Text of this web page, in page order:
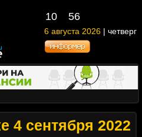
10 56
6 августа 2026 | четверг
4 сентября 2022